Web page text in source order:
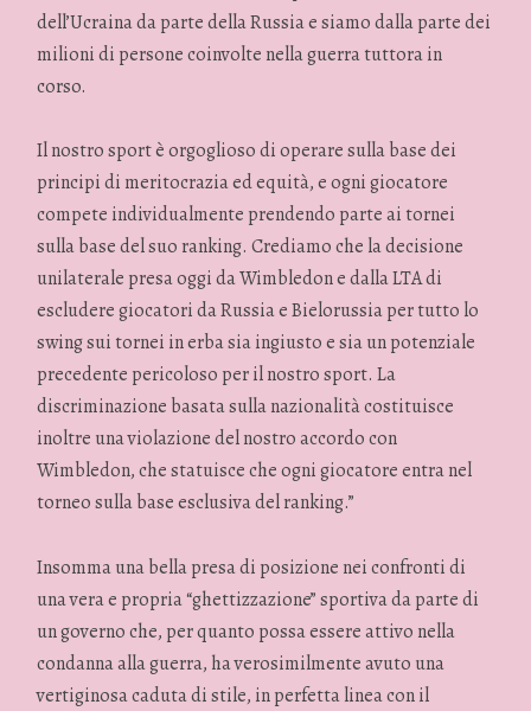
dell’Ucraina da parte della Russia e siamo dalla parte dei
milioni di persone coinvolte nella guerra tuttora in
corso.
Il nostro sport è orgoglioso di operare sulla base dei
principi di meritocrazia ed equità, e ogni giocatore
compete individualmente prendendo parte ai tornei
sulla base del suo ranking. Crediamo che la decisione
unilaterale presa oggi da Wimbledon e dalla LTA di
escludere giocatori da Russia e Bielorussia per tutto lo
swing sui tornei in erba sia ingiusto e sia un potenziale
precedente pericoloso per il nostro sport. La
discriminazione basata sulla nazionalità costituisce
inoltre una violazione del nostro accordo con
Wimbledon, che statuisce che ogni giocatore entra nel
torneo sulla base esclusiva del ranking.”
Insomma una bella presa di posizione nei confronti di
una vera e propria “ghettizzazione” sportiva da parte di
un governo che, per quanto possa essere attivo nella
condanna alla guerra, ha verosimilmente avuto una
vertiginosa caduta di stile, in perfetta linea con il